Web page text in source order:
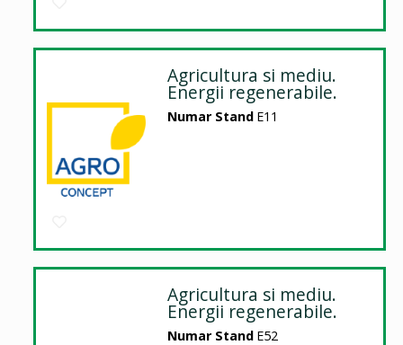
Agricultura si mediu.
Energii regenerabile.
Numar Stand E11
Agricultura si mediu.
Energii regenerabile.
Numar Stand E52